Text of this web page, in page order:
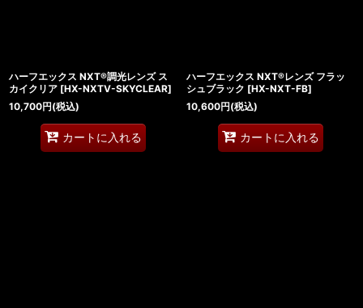
ハーフエックス NXT®調光レンズ ス
カイクリア [HX-NXTV-SKYCLEAR]
10,700円(税込)
カートに入れる
ハーフエックス NXT®レンズ フラッ
シュブラック [HX-NXT-FB]
10,600円(税込)
カートに入れる